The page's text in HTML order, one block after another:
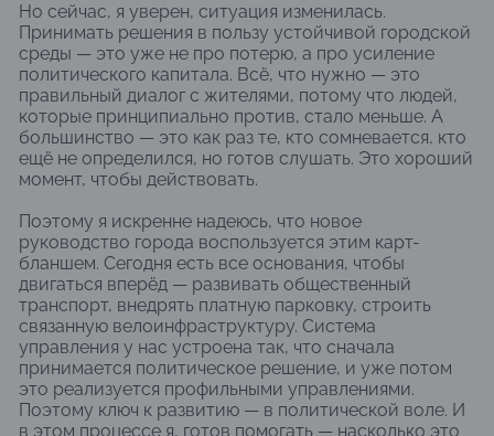
Но сейчас, я уверен, ситуация изменилась.
Принимать решения в пользу устойчивой городской
среды — это уже не про потерю, а про усиление
политического капитала. Всё, что нужно — это
правильный диалог с жителями, потому что людей,
которые принципиально против, стало меньше. А
большинство — это как раз те, кто сомневается, кто
ещё не определился, но готов слушать. Это хороший
момент, чтобы действовать.
Поэтому я искренне надеюсь, что новое
руководство города воспользуется этим карт-
бланшем. Сегодня есть все основания, чтобы
двигаться вперёд — развивать общественный
транспорт, внедрять платную парковку, строить
связанную велоинфраструктуру. Система
управления у нас устроена так, что сначала
принимается политическое решение, и уже потом
это реализуется профильными управлениями.
Поэтому ключ к развитию — в политической воле. И
в этом процессе я, готов помогать — насколько это